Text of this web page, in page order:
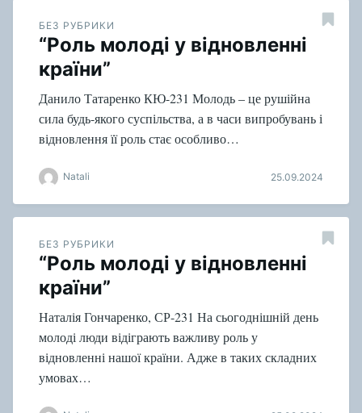
БЕЗ РУБРИКИ
“Роль молоді у відновленні
країни”
Данило Татаренко КЮ-231 Молодь – це рушійна
сила будь-якого суспільства, а в часи випробувань і
відновлення її роль стає особливо…
Natali 25.09.2024
БЕЗ РУБРИКИ
“Роль молоді у відновленні
країни”
Наталія Гончаренко, СР-231 На сьогоднішній день
молоді люди відіграють важливу роль у
відновленні нашої країни. Адже в таких складних
умовах…